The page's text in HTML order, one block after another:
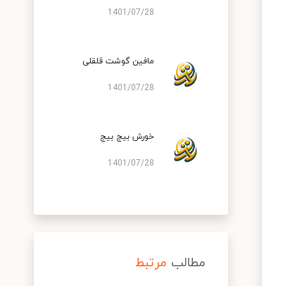
1401/07/28
مافین گوشت قلقلی
1401/07/28
خورش بیج بیج
1401/07/28
مطالب مرتبط